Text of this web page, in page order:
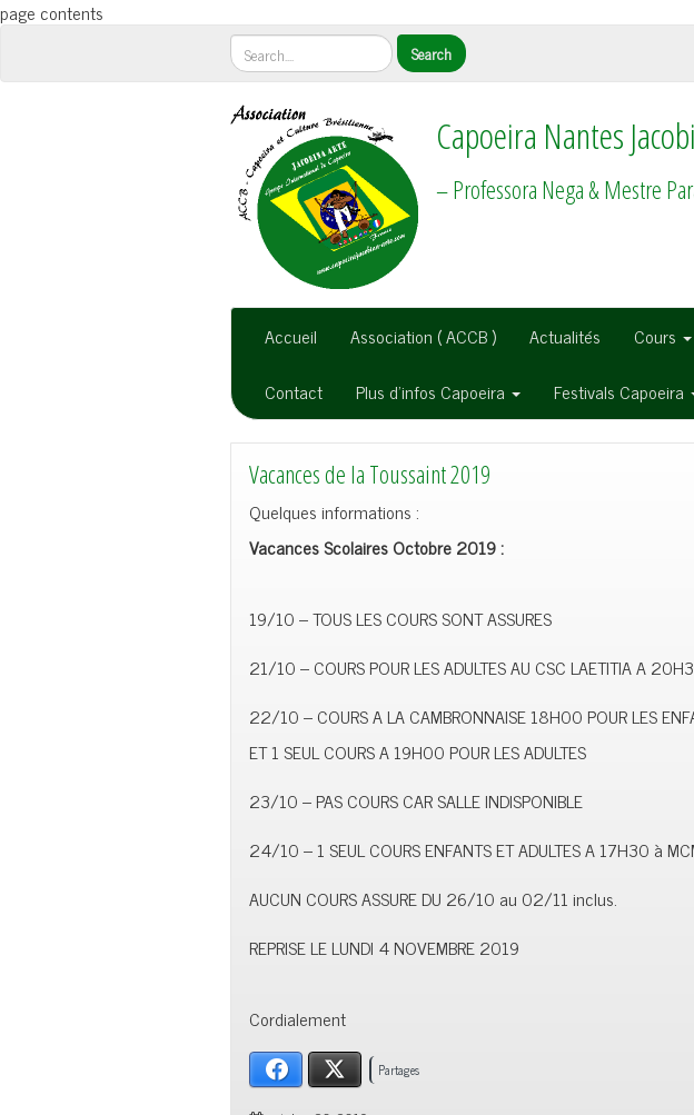
page contents
Capoeira Nantes
– Professora Nega & Mestre
Accueil Association ( ACCB ) Actualités Cours
Contact
Plus d’infos Capoeira Festivals Capoeira
Vacances de la Toussaint 2019
Quelques informations :
Vacances Scolaires Octobre 2019 :
19/10 – TOUS LES COURS SONT ASSURES
21/10 – COURS POUR LES ADULTES AU CSC LAETITIA A
22/10 – COURS A LA CAMBRONNAISE 18H00 POUR LES
ET 1 SEUL COURS A 19H00 POUR LES ADULTES
23/10 – PAS COURS CAR SALLE INDISPONIBLE
24/10 – 1 SEUL COURS ENFANTS ET ADULTES A 17H30 à
AUCUN COURS ASSURE DU 26/10 au 02/11 inclus.
REPRISE LE LUNDI 4 NOVEMBRE 2019
Cordialement
Facebook X Partages